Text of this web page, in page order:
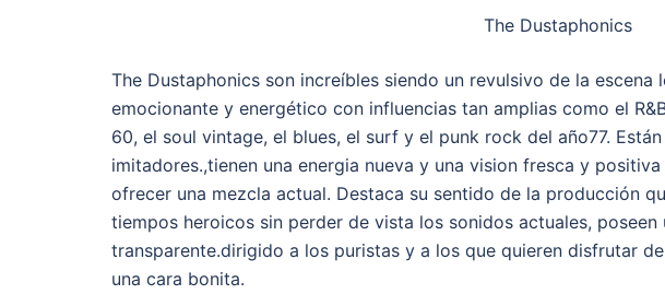
The Dustaphonics
The Dustaphonics son increíbles siendo un revulsivo de la escena
emocionante y energético con influencias tan amplias como el
60, el soul vintage, el blues, el surf y el punk rock del año77.
imitadores.,tienen una energia nueva y una vision fresca y
ofrecer una mezcla actual. Destaca su sentido de la producción
tiempos heroicos sin perder de vista los sonidos actuales,
transparente.dirigido a los puristas y a los que quieren disfrutar
una cara bonita.